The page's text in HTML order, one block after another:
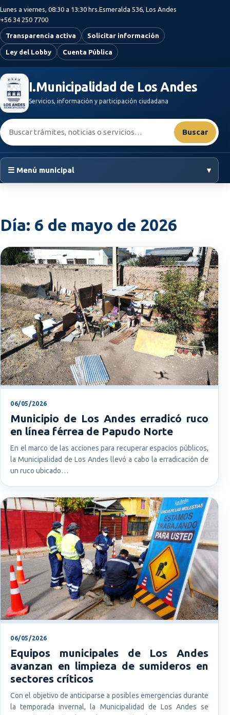
Saltar al contenido principal
Lunes a viernes, 08:30 a 13:30 hrs.Esmeralda 536, Los Andes
+56 34 250 7700
Transparencia activa Solicitar información
Ley del Lobby Cuenta Pública
I.Municipalidad de Los Andes
Servicios, información y participación ciudadana
Buscar:
Buscar
☰ Menú municipal ▾
Día: 6 de mayo de 2026
06/05/2026
Municipio de Los Andes erradicó ruco
en línea férrea de Papudo Norte
En el marco de las acciones para recuperar espacios públicos,
la Municipalidad de Los Andes llevó a cabo la erradicación de
un ruco ubicado…
06/05/2026
Equipos municipales de Los Andes
avanzan en limpieza de sumideros en
sectores críticos
Con el objetivo de anticiparse a posibles emergencias durante
la temporada invernal, la Municipalidad de Los Andes se